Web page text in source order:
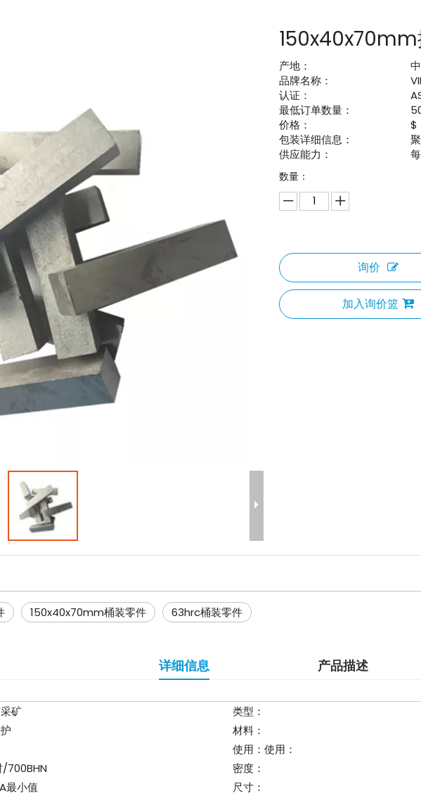
150x40x70mm
产地：
品牌名称：
认证：
最低订单数量：
价格：
$
包装详细信息：
供应能力：
数量：
询价
加入询价篮
150x40x70mm桶装零件 63hrc桶装零件
详细信息 产品描述
矿 类型：
材料：
使用：使用：
700BHN 密度：
最小值 尺寸：